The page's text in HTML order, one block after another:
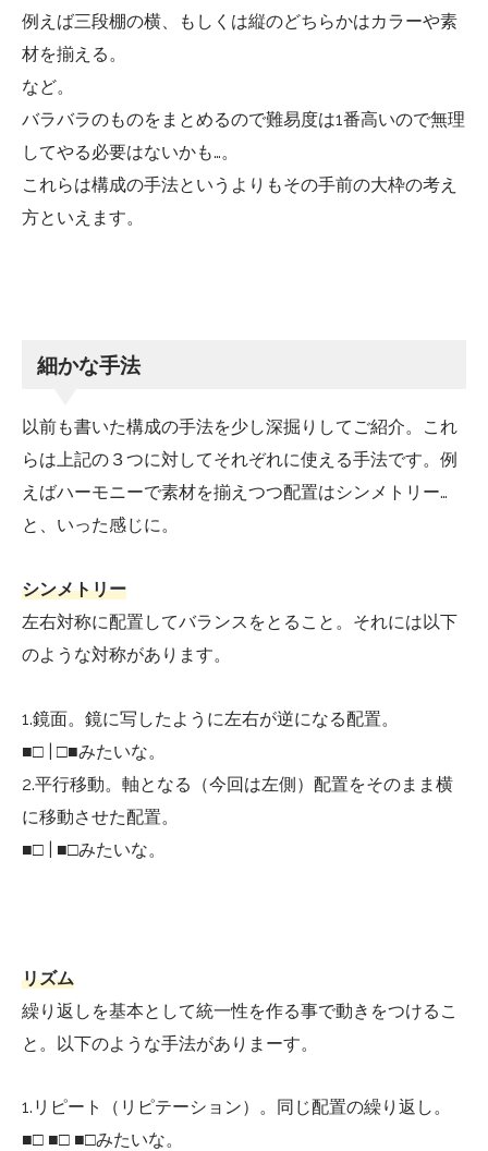
例えば三段棚の横、もしくは縦のどちらかはカラーや素
材を揃える。
など。
バラバラのものをまとめるので難易度は1番高いので無理
してやる必要はないかも…。
これらは構成の手法というよりもその手前の大枠の考え
方といえます。
細かな手法
以前も書いた構成の手法を少し深掘りしてご紹介。これ
らは上記の３つに対してそれぞれに使える手法です。例
えばハーモニーで素材を揃えつつ配置はシンメトリー…
と、いった感じに。
シンメトリー
左右対称に配置してバランスをとること。それには以下
のような対称があります。
1.鏡面。鏡に写したように左右が逆になる配置。
■□ | □■みたいな。
2.平行移動。軸となる（今回は左側）配置をそのまま横
に移動させた配置。
■□ | ■□みたいな。
リズム
繰り返しを基本として統一性を作る事で動きをつけるこ
と。以下のような手法がありまーす。
1.リピート（リピテーション）。同じ配置の繰り返し。
■□ ■□ ■□みたいな。